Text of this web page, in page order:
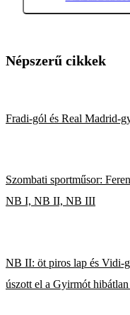
Népszerű cikkek
Fradi-gól és Real Madrid-
Szombati sportműsor:
NB I, NB II, NB III
NB II: öt piros lap és Vidi-
úszott el a Gyirmót